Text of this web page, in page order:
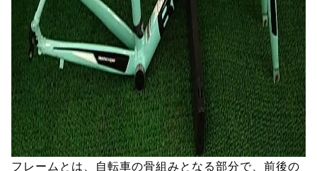
フレームとは、自転車の骨組みとなる部分で、前後の